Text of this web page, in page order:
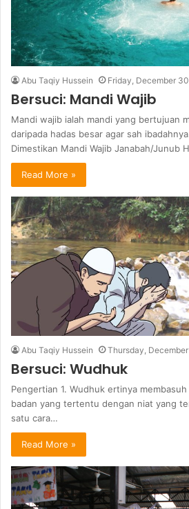
Abu Taqiy Hussein Friday, December
Bersuci: Mandi Wajib
Mandi wajib ialah mandi yang bertujuan
daripada hadas besar agar sah
Dimestikan Mandi Wajib Janabah/Junub
Read More »
Abu Taqiy Hussein Thursday,
Bersuci: Wudhuk
Pengertian 1. Wudhuk ertinya
badan yang tertentu dengan niat yang
satu cara…
Read More »